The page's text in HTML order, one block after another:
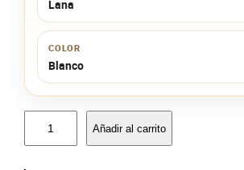
Lana
COLOR
Blanco
Añadir al carrito